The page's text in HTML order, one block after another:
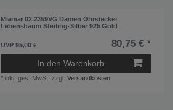
Miamar 02.2359VG Damen Ohrstecker
Lebensbaum Sterling-Silber 925 Gold
UVP 95,00 € 80,75 € *
In den Warenkorb
* inkl. ges. MwSt. zzgl.Versandkosten